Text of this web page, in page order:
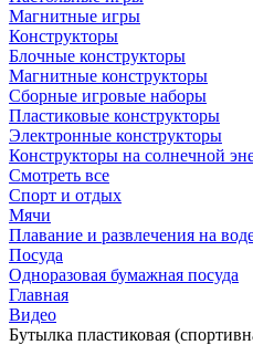
Магнитные игры
Конструкторы
Блочные конструкторы
Магнитные конструкторы
Сборные игровые наборы
Пластиковые конструкторы
Электронные конструкторы
Конструкторы на солнечной
Смотреть все
Спорт и отдых
Мячи
Плавание и развлечения на
Посуда
Одноразовая бумажная посуда
Главная
Видео
Бутылка пластиковая